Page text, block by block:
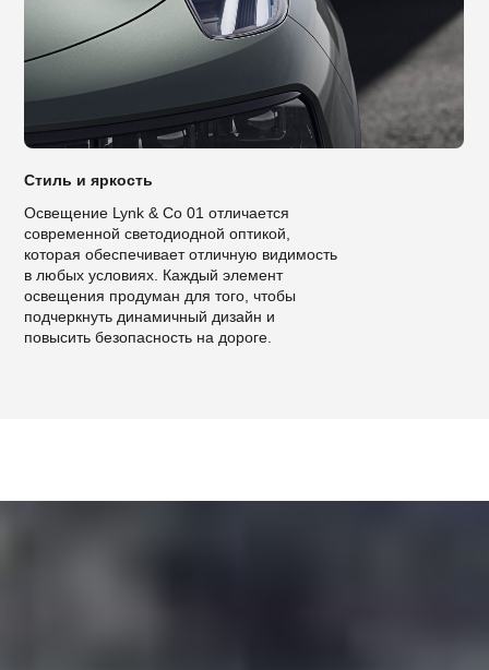
Стиль и яркость
Освещение Lynk & Co 01 отличается
современной светодиодной оптикой,
которая обеспечивает отличную видимость
в любых условиях. Каждый элемент
освещения продуман для того, чтобы
подчеркнуть динамичный дизайн и
повысить безопасность на дороге.